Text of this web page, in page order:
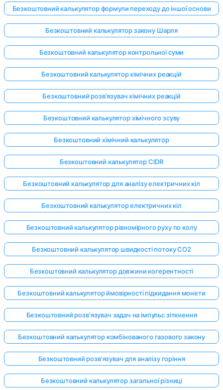
Безкоштовний калькулятор формули переходу до іншої основи
Безкоштовний калькулятор закону Шарля
Безкоштовний калькулятор контрольної суми
Безкоштовний калькулятор хімічних реакцій
Безкоштовний розв'язувач хімічних реакцій
Безкоштовний калькулятор хімічного зсуву
Безкоштовний хімічний калькулятор
Безкоштовний калькулятор CIDR
Безкоштовний калькулятор для аналізу електричних кіл
Безкоштовний калькулятор електричних кіл
Безкоштовний калькулятор рівномірного руху по колу
Безкоштовний калькулятор швидкості потоку CO2
Безкоштовний калькулятор довжини когерентності
Безкоштовний калькулятор ймовірності підкидання монети
Безкоштовний розв'язувач задач на імпульс зіткнення
Безкоштовний калькулятор комбінованого газового закону
Безкоштовний розв'язувач для аналізу горіння
Безкоштовний калькулятор загальної різниці